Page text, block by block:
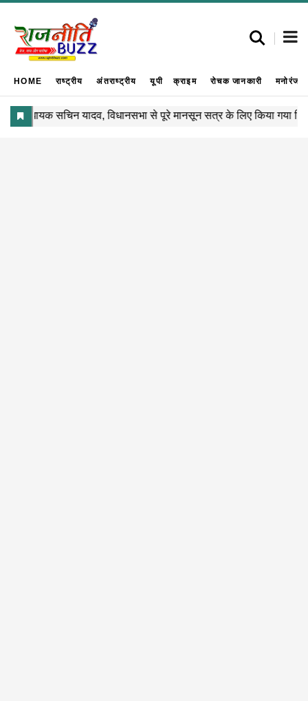
HOME राष्ट्रीय अंतराष्ट्रीय यूपी क्राइम रोचक जानकारी मनोरंजन